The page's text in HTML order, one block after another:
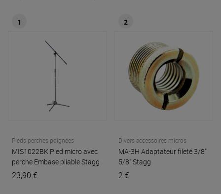
1
Pieds perches poignées
MIS1022BK Pied micro avec
perche Embase pliableStagg
23,90 €
2
Divers accessoires micros
MA-3H Adaptateur fileté 3/8"
5/8"Stagg
2 €